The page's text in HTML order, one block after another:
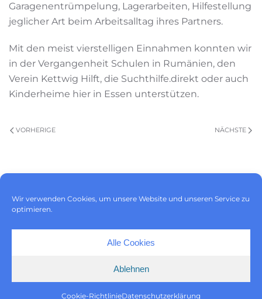
Wir verwenden Cookies, um unsere Website und unseren Service zu
optimieren.
Alle Cookies
Ablehnen
Cookie-RichtlinieDatenschutzerklärung
Garagenentrümpelung, Lagerarbeiten, Hilfestellung
jeglicher Art beim Arbeitsalltag ihres Partners.
Mit den meist vierstelligen Einnahmen konnten wir
in der Vergangenheit Schulen in Rumänien, den
Verein Kettwig Hilft, die Suchthilfe.direkt oder auch
Kinderheime hier in Essen unterstützen.
VORHERIGE NÄCHSTE
Cookie-Richtlinie (EU)